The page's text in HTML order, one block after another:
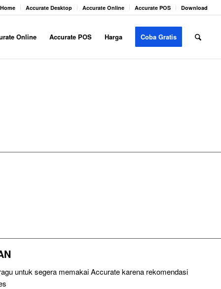
Home Accurate Desktop Accurate Online Accurate POS Download
Online Accurate POS Harga Coba Gratis
untuk segera memakai Accurate karena rekomendasi